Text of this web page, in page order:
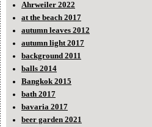
Ahrweiler 2022
at the beach 2017
autumn leaves 2012
autumn light 2017
background 2011
balls 2014
Bangkok 2015
bath 2017
bavaria 2017
beer garden 2021